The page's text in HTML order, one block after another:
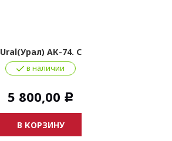
Ural(Урал) АК-74. С
в наличии
5 800,00 Р
В КОРЗИНУ